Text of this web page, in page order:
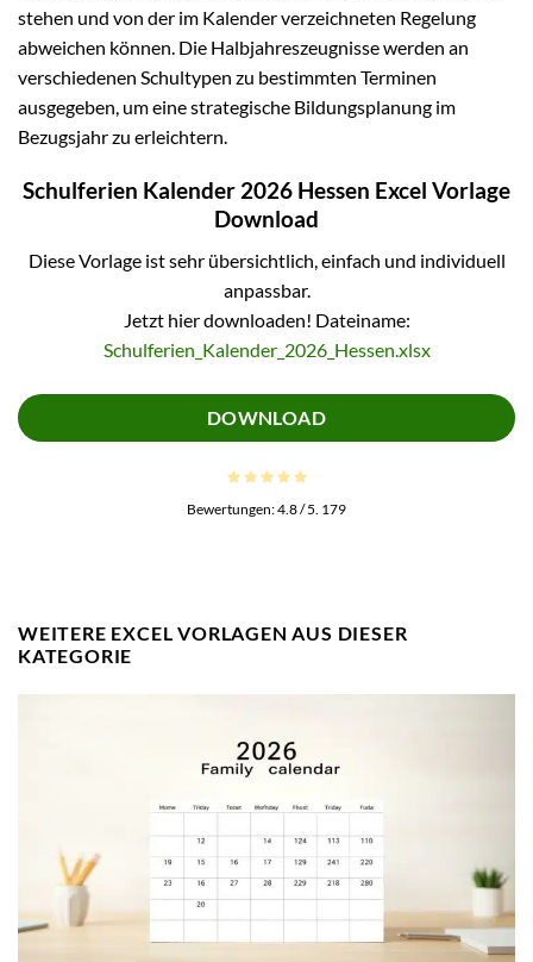
stehen und von der im Kalender verzeichneten Regelung
abweichen können. Die Halbjahreszeugnisse werden an
verschiedenen Schultypen zu bestimmten Terminen
ausgegeben, um eine strategische Bildungsplanung im
Bezugsjahr zu erleichtern.
Schulferien Kalender 2026 Hessen Excel Vorlage
Download
Diese Vorlage ist sehr übersichtlich, einfach und individuell
anpassbar.
Jetzt hier downloaden! Dateiname:
Schulferien_Kalender_2026_Hessen.xlsx
DOWNLOAD
Bewertungen:4.8/ 5. 179
WEITERE EXCEL VORLAGEN AUS DIESER
KATEGORIE